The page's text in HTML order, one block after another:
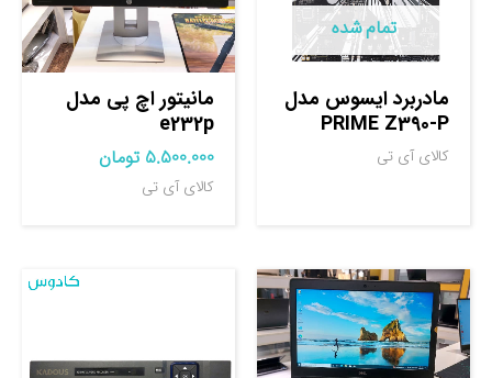
تمام شده
مادربرد ایسوس مدل
PRIME Z390-P
کالای آی تی
مانیتور اچ پی مدل
e232p
5.500.000 تومان
کالای آی تی